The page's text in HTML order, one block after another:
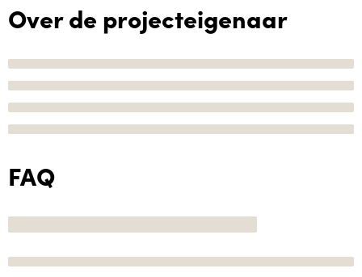
Over de projecteigenaar
FAQ